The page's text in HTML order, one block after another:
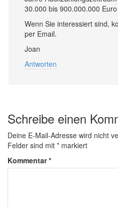
30.000 bis 900.000.000 Euro
Wenn Sie interessiert sind,
per Email.
Joan
Antworten
Schreibe einen
Deine E-Mail-Adresse wird nicht
Felder sind mit * markiert
Kommentar*